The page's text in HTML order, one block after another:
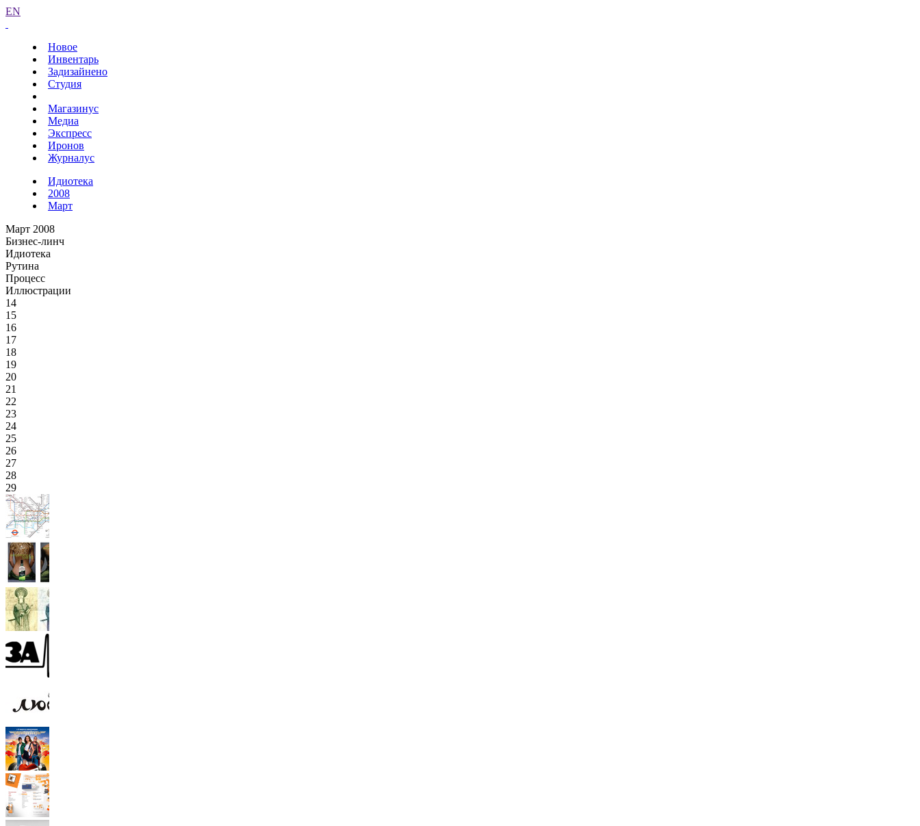
EN
Новое
Инвентарь
Задизайнено
Студия
Магазинус
Медиа
Экспресс
Иронов
Журналус
Идиотека
2008
Март
Март 2008
Бизнес-линч
Идиотека
Рутина
Процесс
Иллюстрации
14
15
16
17
18
19
20
21
22
23
24
25
26
27
28
29